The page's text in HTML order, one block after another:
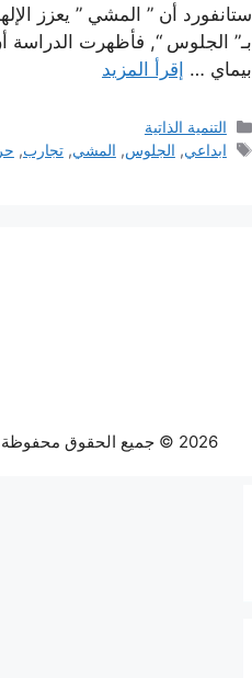
ستانفورد أن ” المشي ” يعزز
بيماي … إقرأ المزيد
التصنيفات
التنمية الذاتية
الوسوم
ابداعي, الجلوس, المشي,تجارب,
2026 © جميع الحقوق محفوظة أكاديمية نيرونت